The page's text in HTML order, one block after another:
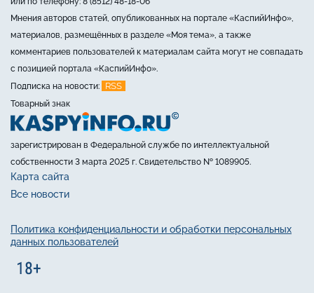
Мнения авторов статей, опубликованных на портале «КаспийИнфо»,
материалов, размещённых в разделе «Моя тема», а также
комментариев пользователей к материалам сайта могут не совпадать
с позицией портала «КаспийИнфо».
Подписка на новости:
RSS
Товарный знак
зарегистрирован в Федеральной службе по интеллектуальной
собственности 3 марта 2025 г. Свидетельство № 1089905.
Карта сайта
Все новости
Политика конфиденциальности и обработки персональных
данных пользователей